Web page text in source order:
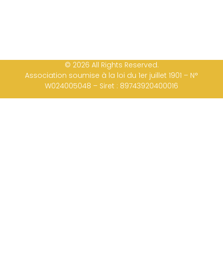
© 2026 All Rights Reserved.
Association soumise à la loi du 1er juillet 1901 – N°
W024005048 – Siret : 89743920400016